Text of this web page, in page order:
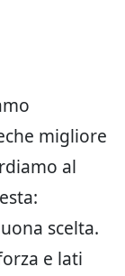
migliore
al
scelta.
e lati